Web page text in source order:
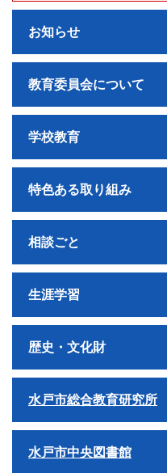
お知らせ
教育委員会について
学校教育
特色ある取り組み
相談ごと
生涯学習
歴史・文化財
水戸市総合教育研究所
水戸市中央図書館